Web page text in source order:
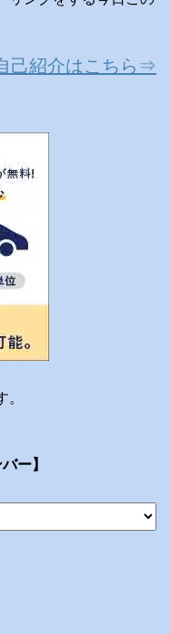
己紹介はこちら⇒
ー】